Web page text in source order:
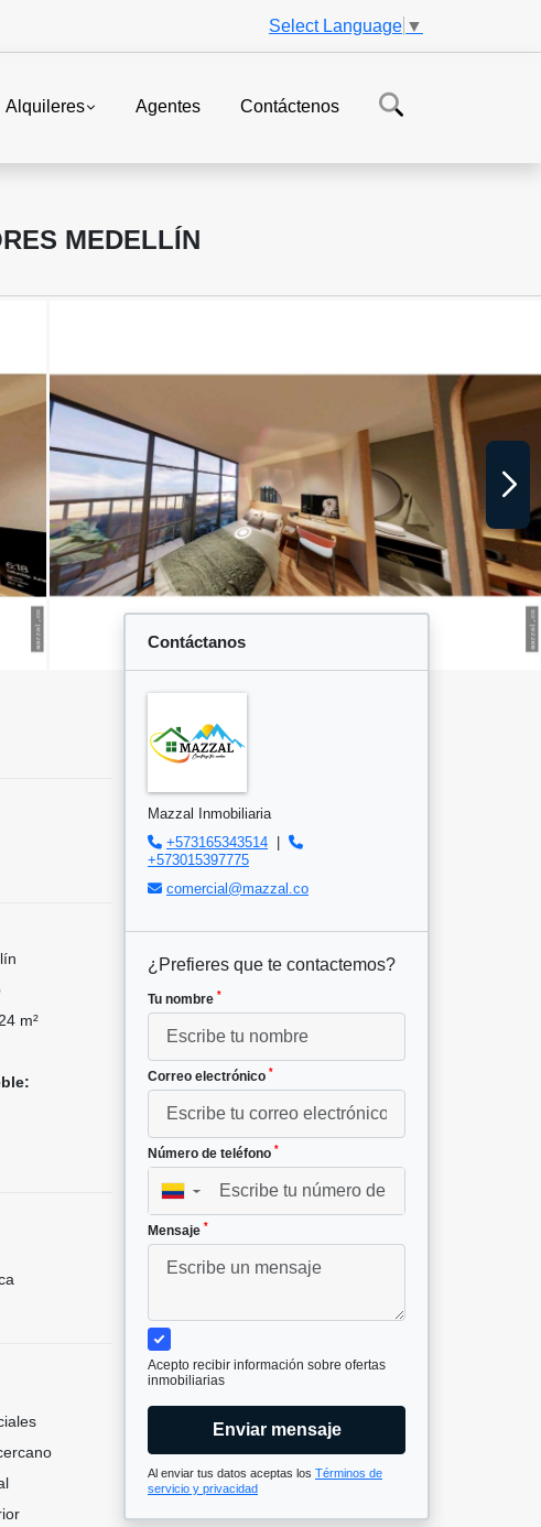
Select Language ▼
Alquileres Agentes Contáctenos
MEDELLÍN
24 m²
Contáctanos
Mazzal Inmobiliaria
+573165343514 |
+573015397775
comercial@mazzal.co
¿Prefieres que te contactemos?
Tu nombre *
Correo electrónico *
Número de teléfono *
▼
Mensaje *
Acepto recibir información sobre ofertas
inmobiliarias
Enviar mensaje
Al enviar tus datos aceptas los Términos de
servicio y privacidad